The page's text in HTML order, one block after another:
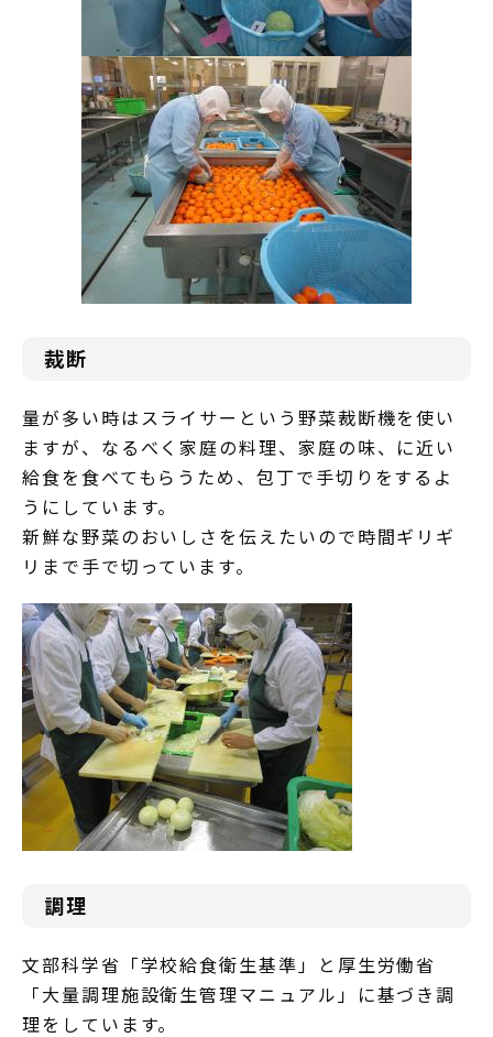
裁断
量が多い時はスライサーという野菜裁断機を使い
ますが、なるべく家庭の料理、家庭の味、に近い
給食を食べてもらうため、包丁で手切りをするよ
うにしています。
新鮮な野菜のおいしさを伝えたいので時間ギリギ
リまで手で切っています。
調理
文部科学省「学校給食衛生基準」と厚生労働省
「大量調理施設衛生管理マニュアル」に基づき調
理をしています。